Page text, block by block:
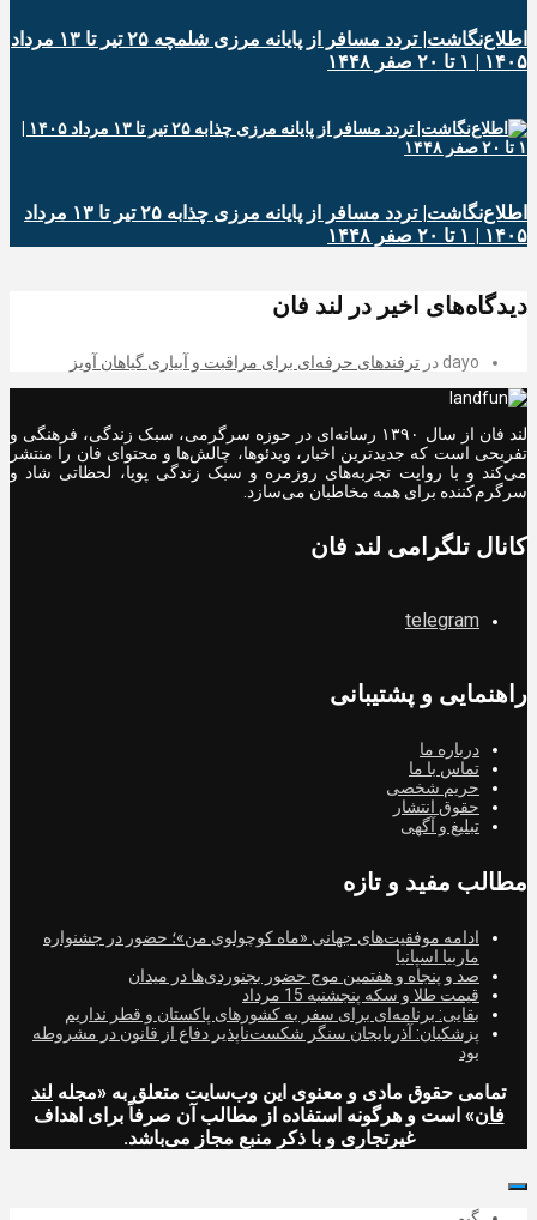
اطلاع‌نگاشت| تردد مسافر از پایانه‌ مرزی شلمچه ۲۵ تیر تا ۱۳ مرداد
۱۴۰۵ | ۱ تا ۲۰ صفر ۱۴۴۸
اطلاع‌نگاشت| تردد مسافر از پایانه‌ مرزی چذابه ۲۵ تیر تا ۱۳ مرداد
۱۴۰۵ | ۱ تا ۲۰ صفر ۱۴۴۸
دیدگاه‌های اخیر در لند فان
dayo در ترفندهای حرفه‌ای برای مراقبت و آبیاری گیاهان آویز
لند فان از سال ۱۳۹۰ رسانه‌ای در حوزه سرگرمی، سبک زندگی، فرهنگی و
تفریحی است که جدیدترین اخبار، ویدئوها، چالش‌ها و محتوای فان را منتشر
می‌کند و با روایت تجربه‌های روزمره و سبک زندگی پویا، لحظاتی شاد و
سرگرم‌کننده برای همه مخاطبان می‌سازد.
کانال تلگرامی لند فان
telegram
راهنمایی و پشتیبانی
درباره ما
تماس با ما
حریم شخصی
حقوق انتشار
تبلیغ و آگهی
مطالب مفید و تازه
ادامه موفقیت‌های جهانی «ماه کوچولوی من»؛ حضور در جشنواره
ماربیا اسپانیا
صد و پنجاه و هفتمین موج حضور بجنوردی‌ها در میدان
قیمت طلا و سکه پنجشنبه 15 مرداد
بقایی: برنامه‌ای برای سفر به کشورهای پاکستان و قطر نداریم
پزشکیان: آذربایجان سنگر شکست‌ناپذیر دفاع از قانون در مشروطه
بود
تمامی حقوق مادی و معنوی این وب‌سایت متعلق به «مجله لند
فان» است و هرگونه استفاده از مطالب آن صرفاً برای اهداف
غیرتجاری و با ذکر منبع مجاز می‌باشد.